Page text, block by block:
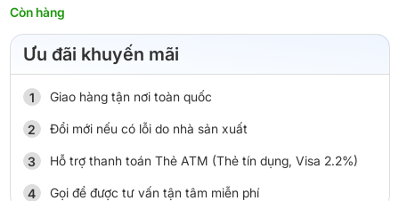
Còn hàng
Ưu đãi khuyến mãi
Giao hàng tận nơi toàn quốc
Đổi mới nếu có lỗi do nhà sản xuất
Hỗ trợ thanh toán Thẻ ATM (Thẻ tín dụng, Visa 2.2%)
Gọi để được tư vấn tận tâm miễn phí